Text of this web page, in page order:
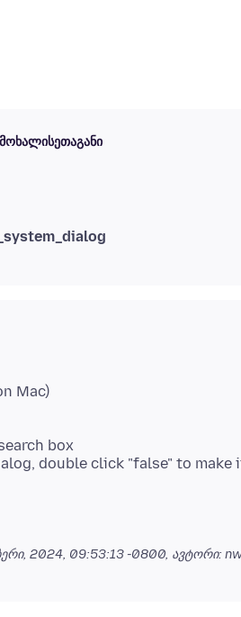
box
double click "false" to make
2024, 09:53:13 -0800, ავტორი: